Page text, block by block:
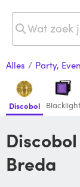
Alles / Party,
Discobol Blacklight
Discobol huren van je buren in
Breda